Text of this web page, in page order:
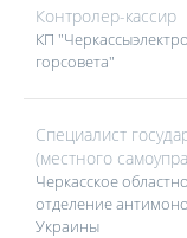
улучшить ситуацию
работа в госорганах
Контролер-кассир
КП
горсовета"
Специалист
(местного
Черкасское
отделение
Украины